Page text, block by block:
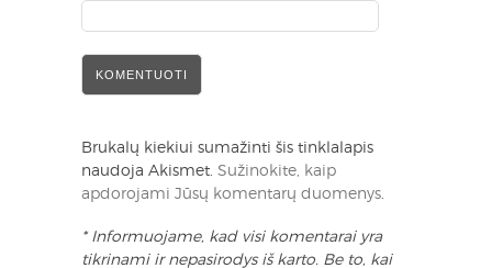
Brukalų kiekiui sumažinti šis tinklalapis
naudoja Akismet. Sužinokite, kaip
apdorojami Jūsų komentarų duomenys.
* Informuojame, kad visi komentarai yra
tikrinami ir nepasirodys iš karto. Be to, kai